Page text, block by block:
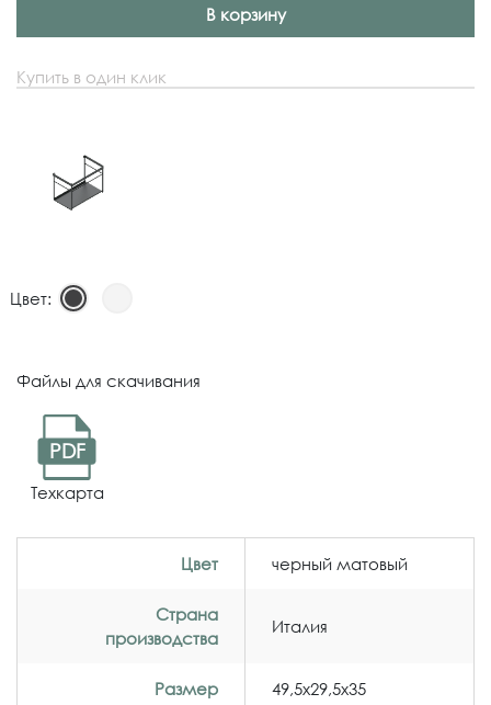
В корзину
Купить в один клик
Цвет:
Файлы для скачивания
PDF
Техкарта
Цвет черный матовый
Страна
производства
Италия
Размер 49,5x29,5x35